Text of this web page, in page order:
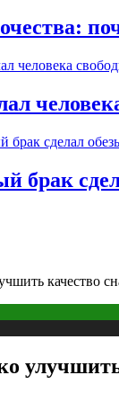
брак
качество